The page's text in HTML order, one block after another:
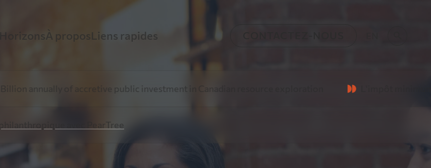
minier avec PearTree
Perspectives
direction sur les événements et tendances de l’heure
générosité amplifiée
Liens rapides
Ressources Vidéo
Fiscalité et exploration minière
public investment in Canadian resource exploration L'impôt minimum de remplacement
avec PearTree